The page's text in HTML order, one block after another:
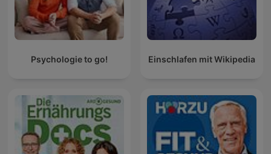
en ti vuelve a encontrarse. No porque el sonido lo haga por ti,
sino porque te recuerda que la calma nunca se fue; solo
necesitaba un lugar donde volver a escucharse.
Psychologie to go! Einschlafen mit Wikipedia